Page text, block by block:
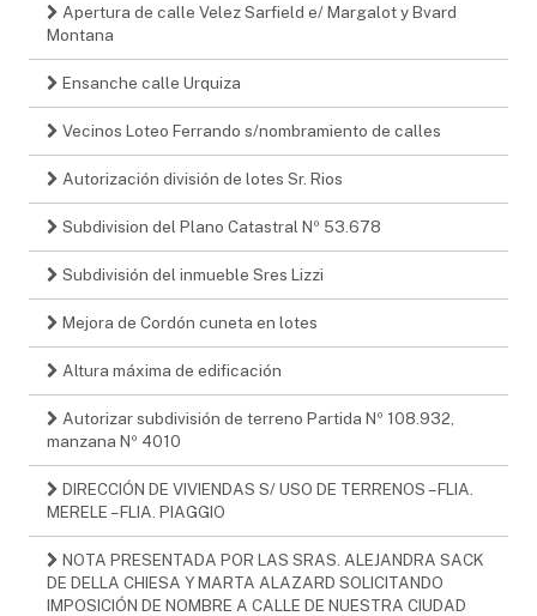
Apertura de calle Velez Sarfield e/ Margalot y Bvard
Montana
Ensanche calle Urquiza
Vecinos Loteo Ferrando s/nombramiento de calles
Autorización división de lotes Sr. Rios
Subdivision del Plano Catastral Nº 53.678
Subdivisión del inmueble Sres Lizzi
Mejora de Cordón cuneta en lotes
Altura máxima de edificación
Autorizar subdivisión de terreno Partida Nº 108.932,
manzana Nº 4010
DIRECCIÓN DE VIVIENDAS S/ USO DE TERRENOS – FLIA.
MERELE – FLIA. PIAGGIO
NOTA PRESENTADA POR LAS SRAS. ALEJANDRA SACK
DE DELLA CHIESA Y MARTA ALAZARD SOLICITANDO
IMPOSICIÓN DE NOMBRE A CALLE DE NUESTRA CIUDAD